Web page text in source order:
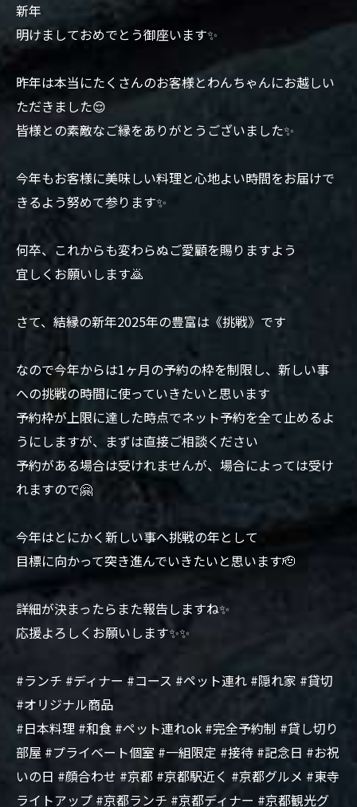
新年
明けましておめでとう御座います✨
昨年は本当にたくさんのお客様とわんちゃんにお越しい
ただきました😌
皆様との素敵なご縁をありがとうございました✨
今年もお客様に美味しい料理と心地よい時間をお届けで
きるよう努めて参ります✨
何卒、これからも変わらぬご愛顧を賜りますよう
宜しくお願いします🙇
さて、結縁の新年2025年の豊富は《挑戦》です
なので今年からは1ヶ月の予約の枠を制限し、新しい事
への挑戦の時間に使っていきたいと思います
予約枠が上限に達した時点でネット予約を全て止めるよ
うにしますが、まずは直接ご相談ください
予約がある場合は受けれませんが、場合によっては受け
れますので🤗
今年はとにかく新しい事へ挑戦の年として
目標に向かって突き進んでいきたいと思います🫡
詳細が決まったらまた報告しますね✨
応援よろしくお願いします✨✨
#ランチ #ディナー #コース #ペット連れ #隠れ家 #貸切
#オリジナル商品
#日本料理 #和食 #ペット連れok #完全予約制 #貸し切り
部屋 #プライベート個室 #一組限定 #接待 #記念日 #お祝
いの日 #顔合わせ #京都 #京都駅近く #京都グルメ #東寺
ライトアップ #京都ランチ #京都ディナー #京都観光グ